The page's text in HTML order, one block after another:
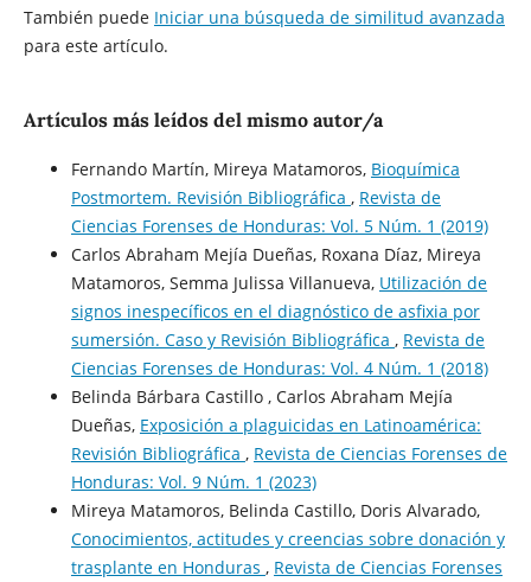
También puede Iniciar una búsqueda de similitud avanzada
para este artículo.
Artículos más leídos del mismo autor/a
Fernando Martín, Mireya Matamoros, Bioquímica
Postmortem. Revisión Bibliográfica , Revista de
Ciencias Forenses de Honduras: Vol. 5 Núm. 1 (2019)
Carlos Abraham Mejía Dueñas, Roxana Díaz, Mireya
Matamoros, Semma Julissa Villanueva, Utilización de
signos inespecíficos en el diagnóstico de asfixia por
sumersión. Caso y Revisión Bibliográfica , Revista de
Ciencias Forenses de Honduras: Vol. 4 Núm. 1 (2018)
Belinda Bárbara Castillo , Carlos Abraham Mejía
Dueñas, Exposición a plaguicidas en Latinoamérica:
Revisión Bibliográfica , Revista de Ciencias Forenses de
Honduras: Vol. 9 Núm. 1 (2023)
Mireya Matamoros, Belinda Castillo, Doris Alvarado,
Conocimientos, actitudes y creencias sobre donación y
trasplante en Honduras , Revista de Ciencias Forenses